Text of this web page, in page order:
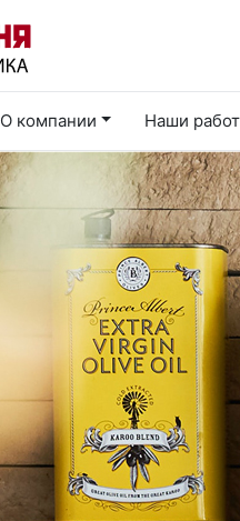
О компании Наши